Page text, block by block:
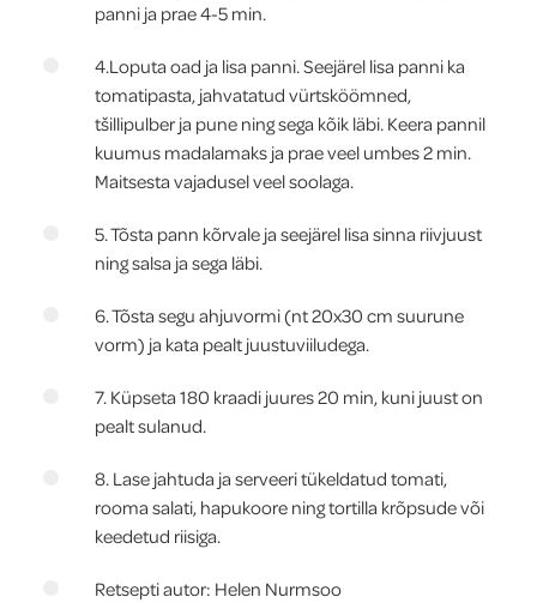
panni ja prae 4-5 min.
4.Loputa oad ja lisa panni. Seejärel lisa panni ka
tomatipasta, jahvatatud vürtsköömned,
tšillipulber ja pune ning sega kõik läbi. Keera pannil
kuumus madalamaks ja prae veel umbes 2 min.
Maitsesta vajadusel veel soolaga.
5. Tõsta pann kõrvale ja seejärel lisa sinna riivjuust
ning salsa ja sega läbi.
6. Tõsta segu ahjuvormi (nt 20x30 cm suurune
vorm) ja kata pealt juustuviiludega.
7. Küpseta 180 kraadi juures 20 min, kuni juust on
pealt sulanud.
8. Lase jahtuda ja serveeri tükeldatud tomati,
rooma salati, hapukoore ning tortilla krõpsude või
keedetud riisiga.
Retsepti autor: Helen Nurmsoo